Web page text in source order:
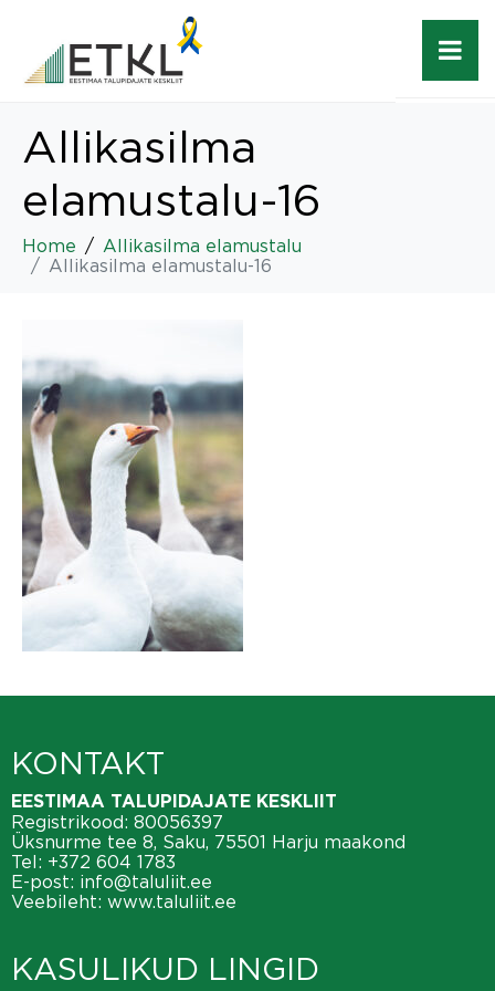
Allikasilma
elamustalu-16
Home
Allikasilma elamustalu
Allikasilma elamustalu-16
KONTAKT
EESTIMAA TALUPIDAJATE KESKLIIT
Registrikood: 80056397
Üksnurme tee 8, Saku, 75501 Harju maakond
Tel: +372 604 1783
E-post: info@taluliit.ee
Veebileht: www.taluliit.ee
KASULIKUD LINGID